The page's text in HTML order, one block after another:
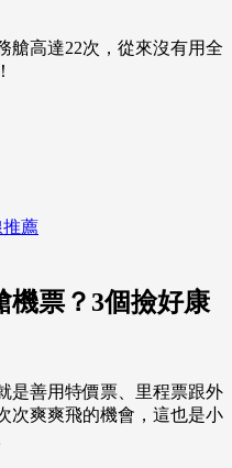
艙高達22次，從來沒有用全
薦
機票？3個撿好康
是善用特價票、里程票跟外
次爽爽飛的機會，這也是小